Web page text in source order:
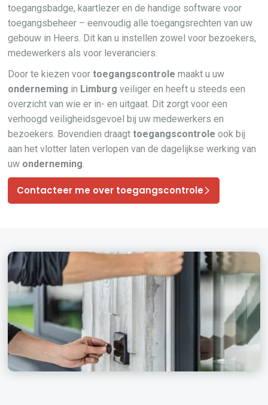
toegangsbadge, kaartlezer en de handige software voor
toegangsbeheer – eenvoudig alle toegangsrechten van uw
gebouw in Heers. Dit kan u instellen zowel voor bezoekers,
medewerkers als voor leveranciers.
Door te kiezen voortoegangscontrole maakt u uw
onderneming in Limburg veiliger en heeft u steeds een
overzicht van wie er in- en uitgaat. Dit zorgt voor een
verhoogd veiligheidsgevoel bij uw medewerkers en
bezoekers. Bovendien draagttoegangscontrole ook bij
aan het vlotter laten verlopen van de dagelijkse werking van
uw onderneming.
Contacteer me over toegangscontrole